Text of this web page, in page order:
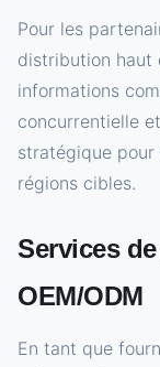
Pour les
distribution haut
informations
concurrentielle
stratégique pour
régions cibles.
Services
OEM/ODM
En tant que